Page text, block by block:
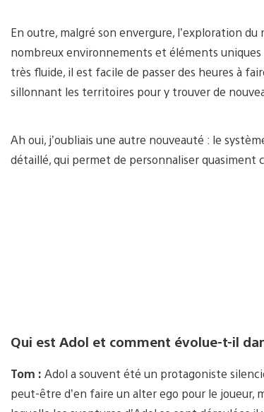
En outre, malgré son envergure, l’exploration
nombreux environnements et éléments
très fluide, il est facile de passer des heures à
sillonnant les territoires pour y trouver de
Ah oui, j’oubliais une autre nouveauté : le
détaillé, qui permet de personnaliser quasiment
Qui est Adol et comment évolue-t-il
Tom : Adol a souvent été un protagoniste
peut-être d’en faire un alter ego pour le joueur,